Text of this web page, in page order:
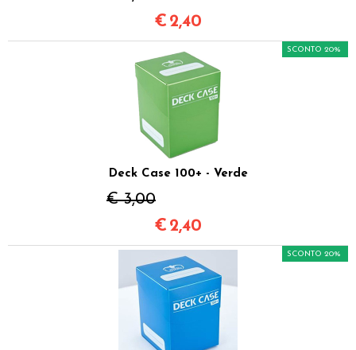
€ 2,40
Deck Case 100+ - Verde
€ 3,00
SCONTO 20%
€ 2,40
SCONTO 20%